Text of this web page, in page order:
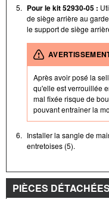
5. Pour le kit 52930-05 :
de siège arrière au
le support de siège
Après avoir posé la
qu'elle est verrouillée
mal fixée risque de
pouvant entraîner la
6. Installer la sangle de
entretoises (5).
PIÈCES DÉTACHÉES